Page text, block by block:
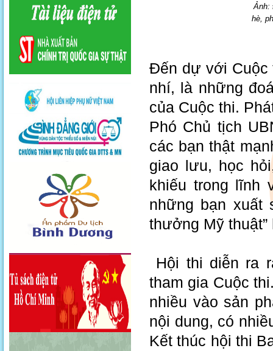
Ảnh:
hè,
Đến dự với Cuộc
nhí, là những
của Cuộc thi.
Phó Chủ tịch
các bạn thật
giao lưu, học
khiếu trong lĩnh
những bạn xuất
thưởng Mỹ
Hội thi diễn ra
tham gia Cuộc
nhiều vào sản
nội dung, có
Kết thúc hội thi